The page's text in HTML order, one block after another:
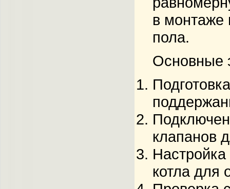
в монтаже
пола.
Основные
клапанов
котла для